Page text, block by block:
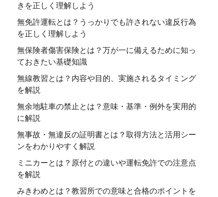
きを正しく理解しよう
無免許運転とは？うっかりでも許されない違反行為
を正しく理解しよう
無保険者傷害保険とは？万が一に備えるために知っ
ておきたい基礎知識
無線教習とは？内容や目的、実施されるタイミング
を解説
無余地駐車の禁止とは？意味・基準・例外を実用的
に解説
無事故・無違反の証明書とは？取得方法と活用シー
ンをわかりやすく解説
ミニカーとは？原付との違いや運転免許での注意点
を解説
みきわめとは？教習所での意味と合格のポイントを